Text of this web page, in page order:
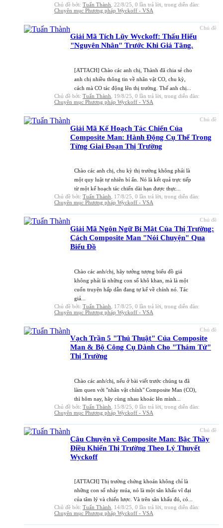
Chủ đề bởi: Tuấn Thành 22/8/25 , 0 lần trả lời, trong diễn đàn:
Chuyên mục Phương pháp Wyckoff - VSA
Chủ đề
Giải Mã Tích Lũy Wyckoff: Thấu Hiểu
"Nguyên Nhân" Trước Khi Giá Tăng.
[ATTACH] Chào các anh chị, Thành đã chia sẻ cho
anh chị nhiều thông tin về nhân vật CO, chu kỳ,
cách mà CO tác động lên thị trường. Thế anh chị...
Chủ đề bởi: Tuấn Thành 19/8/25 , 0 lần trả lời, trong diễn đàn:
Chuyên mục Phương pháp Wyckoff - VSA
Chủ đề
Giải Mã Kế Hoạch Tác Chiến Của
Composite Man: Hành Động Cụ Thể Trong
Từng Giai Đoạn Thị Trường
Chào các anh chị, chu kỳ thị trường không phải là
một quy luật tự nhiên bí ẩn. Nó là kết quả trực tiếp
từ một kế hoạch tác chiến dài hạn được thực...
Chủ đề bởi: Tuấn Thành 17/8/25 , 0 lần trả lời, trong diễn đàn:
Chuyên mục Phương pháp Wyckoff - VSA
Chủ đề
Giải Mã Ngôn Ngữ Bí Mật Của Thị Trường:
Cách Composite Man "Nói Chuyện" Qua
Biểu Đồ
Chào các anh/chị, hãy tưởng tượng biểu đồ giá
không phải là những con số khô khan, mà là một
cuốn truyện hấp dẫn đang tự kể về chính nó. Tác
giả...
Chủ đề bởi: Tuấn Thành 17/8/25 , 0 lần trả lời, trong diễn đàn:
Chuyên mục Phương pháp Wyckoff - VSA
Chủ đề
Vạch Trần 5 "Thủ Thuật" Của Composite
Man & Bộ Công Cụ Dành Cho "Thám Tử"
Thị Trường
Chào các anh/chị, nếu ở bài viết trước chúng ta đã
làm quen với "nhân vật chính" Composite Man (CO),
thì hôm nay, hãy cùng nhau khoác lên mình...
Chủ đề bởi: Tuấn Thành 15/8/25 , 0 lần trả lời, trong diễn đàn:
Chuyên mục Phương pháp Wyckoff - VSA
Chủ đề
Câu Chuyện về Composite Man: Bậc Thầy
Điều Khiển Thị Trường Theo Lý Thuyết
Wyckoff
[ATTACH] Thị trường chứng khoán không chỉ là
những con số nhảy múa, nó là một sân khấu vĩ đại
của tâm lý và chiến lược. Và trên sân khấu đó, có...
Chủ đề bởi: Tuấn Thành 14/8/25 , 0 lần trả lời, trong diễn đàn:
Chuyên mục Phương pháp Wyckoff - VSA